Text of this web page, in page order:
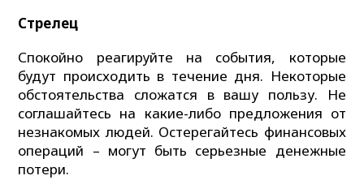
Стрелец
Спокойно реагируйте на события, которые
будут происходить в течение дня. Некоторые
обстоятельства сложатся в вашу пользу. Не
соглашайтесь на какие-либо предложения от
незнакомых людей. Остерегайтесь финансовых
операций – могут быть серьезные денежные
потери.